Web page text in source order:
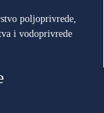
poljoprivrede,
i vodoprivrede